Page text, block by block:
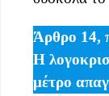
Άρθρο 14,
Η
μέτρο